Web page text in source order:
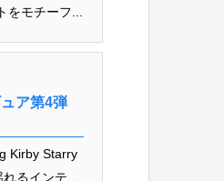
をモチーフ...
ア第4弾
Kirby Starry
るインテ...